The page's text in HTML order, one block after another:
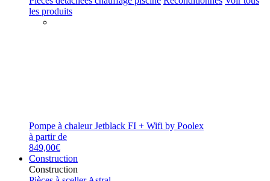
les produits
Pompe à chaleur Jetblack FI + Wifi by Poolex
à partir de
849,00€
Construction
Construction